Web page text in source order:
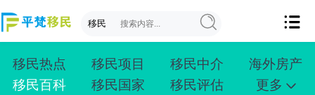
移民热点 移民项目 移民中介
海外房产
移民百科
移民国家 移民评估
更多